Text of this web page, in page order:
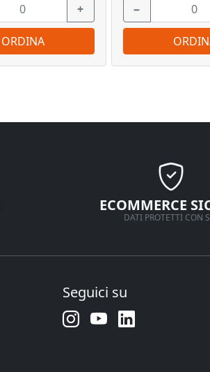
+
ORDINA
−
ECOMMERCE
DATI PROTETTI CON
Seguici su